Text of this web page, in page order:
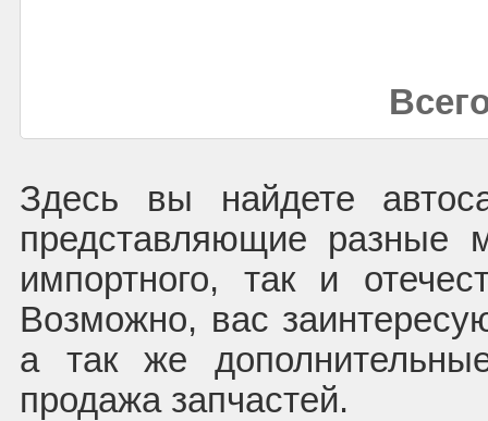
Здесь вы найдете
представляющие разные
импортного, так и
Возможно, вас
а так же
продажа запчастей.